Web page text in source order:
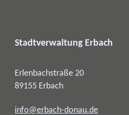
Stadtverwaltung Erbach
Erlenbachstraße 20
89155 Erbach
info@erbach-donau.de